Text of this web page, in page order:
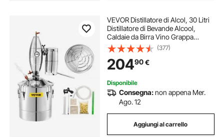
VEVOR Distillatore di Alcol, 30 Litri
Distillatore di Bevande Alcool,
Caldaie da Birra Vino Grappa
Liquori, Kit per Produzione di Birra
Fatto in Casa, Acciaio Inossidabile
Moonshine Distiller
(377)
20490€
Disponibile
Consegna:non appena Mer.
Ago. 12
Aggiungi al carrello